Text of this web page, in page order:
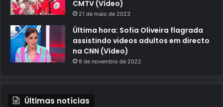
CMTV (Vídeo)
21 de maio de 2023
Última hora: Sofia Oliveira flagrada
assistindo videos adultos em directo
na CNN (Vídeo)
9 de novembro de 2022
Últimas notícias